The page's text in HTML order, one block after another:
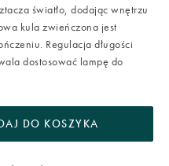
światło, dodając wnętrzu
kula zwieńczona jest
Regulacja długości
dostosować lampę do
DO KOSZYKA